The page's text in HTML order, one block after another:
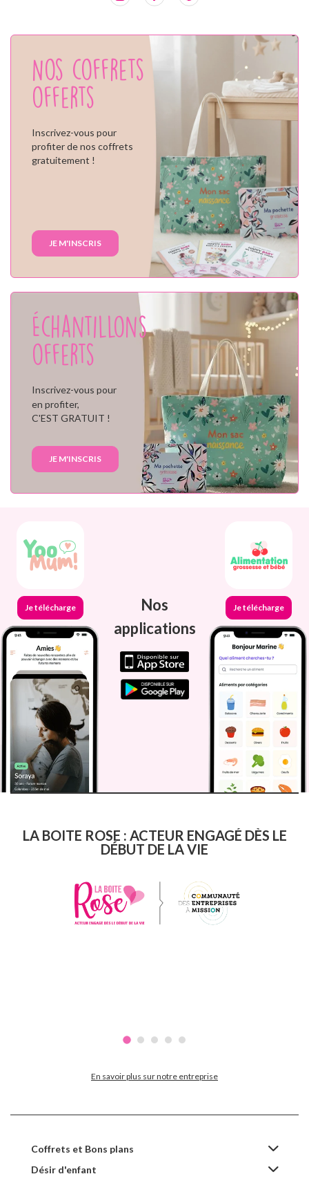
Nos coffrets
offerts
Inscrivez-vous pour
profiter de nos coffrets
gratuitement !
JE M'INSCRIS
Échantillons
offerts
Inscrivez-vous pour
en profiter,
C'EST GRATUIT !
JE M'INSCRIS
Je télécharge
Nos
applications
Je télécharge
LA BOITE ROSE : ACTEUR ENGAGÉ DÈS LE
DÉBUT DE LA VIE
En savoir plus sur notre entreprise
Coffrets et Bons plans
Désir d'enfant